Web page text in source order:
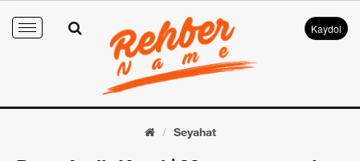
Toggle
Kaydol
Seyahat